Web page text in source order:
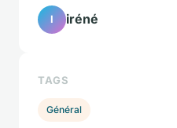
I iréné
TAGS
Général